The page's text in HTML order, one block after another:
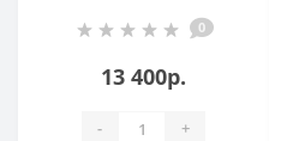
0
13 400р.
- +